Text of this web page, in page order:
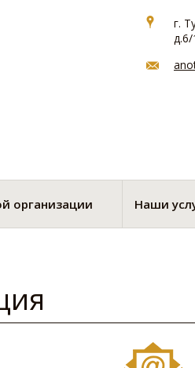
г.
организации Наши